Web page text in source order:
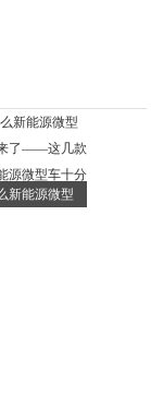
新能源微型